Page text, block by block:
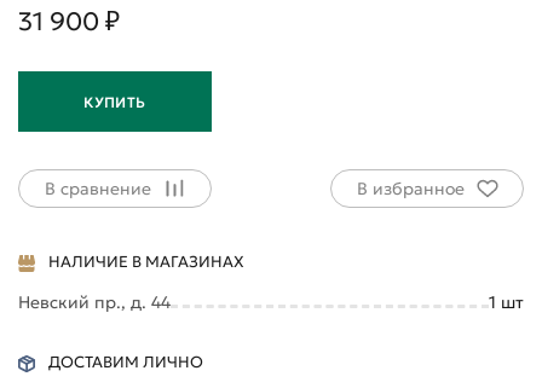
31 900 ₽
КУПИТЬ
В сравнение В избранное
НАЛИЧИЕ В МАГАЗИНАХ
Невский пр., д. 44 1 шт
ДОСТАВИМ ЛИЧНО